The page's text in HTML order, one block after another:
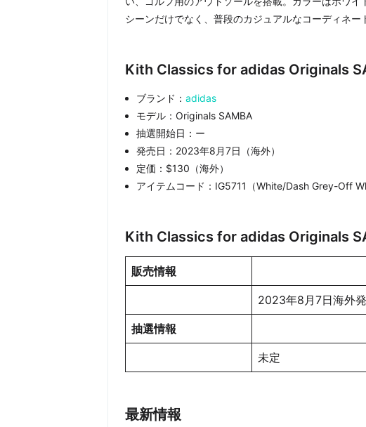
シーンだけでなく、普段のカジュアルなコーディネー
Kith Classics for adidas Originals
ブランド： adidas
モデル：Originals SAMBA
抽選開始日：ー
発売日：2023年8月7日（海外）
定価：$130（海外）
アイテムコード：IG5711（White/Dash Grey-Off
Kith Classics for adidas Originals
販売情報
2023年8月7日海外
抽選情報
未定
最新情報